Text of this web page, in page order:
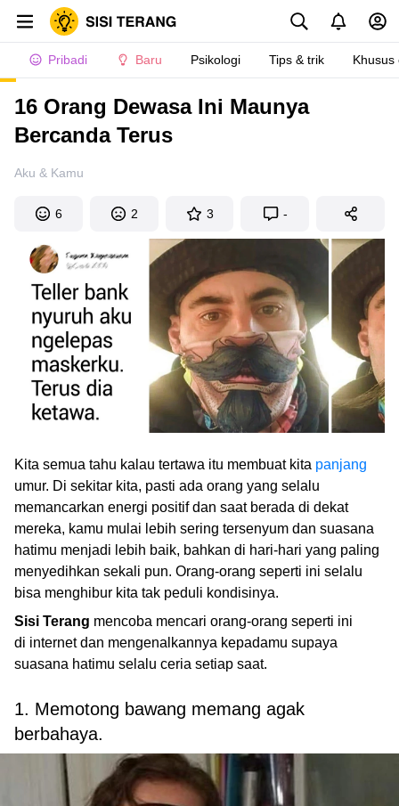
Pribadi Baru Psikologi Tips & trik Khusus
16 Orang Dewasa Ini Maunya
Bercanda Terus
Aku & Kamu
6 2 3 -
Kita semua tahu kalau tertawa itu membuat kita panjang
umur. Di sekitar kita, pasti ada orang yang selalu
memancarkan energi positif dan saat berada di dekat
mereka, kamu mulai lebih sering tersenyum dan suasana
hatimu menjadi lebih baik, bahkan di hari-hari yang paling
menyedihkan sekali pun. Orang-orang seperti ini selalu
bisa menghibur kita tak peduli kondisinya.
Sisi Terang mencoba mencari orang-orang seperti ini
di internet dan mengenalkannya kepadamu supaya
suasana hatimu selalu ceria setiap saat.
1. Memotong bawang memang agak
berbahaya.